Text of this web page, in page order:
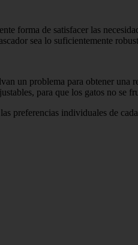
forma de satisfacer las
sea lo suficientemente
un problema para obtener
para que los gatos no se
preferencias individuales de